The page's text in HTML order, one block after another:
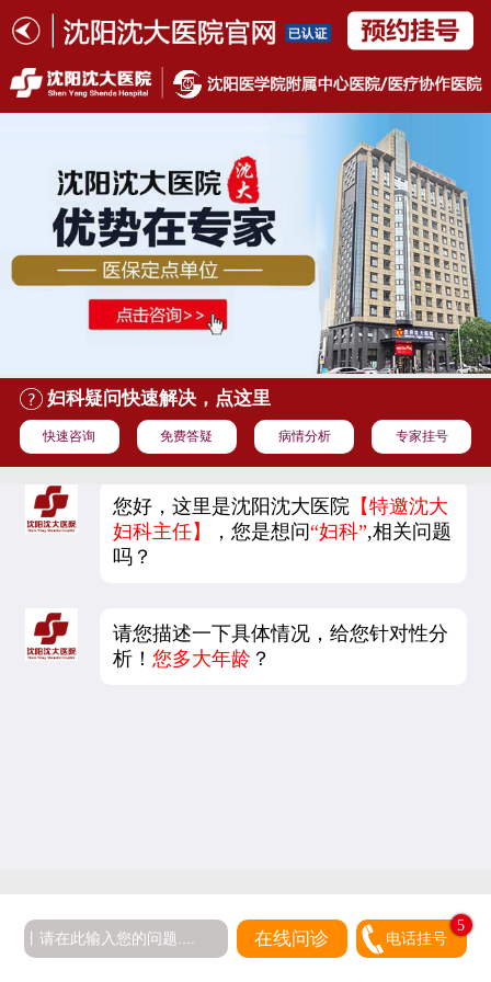
妇科疑问快速解决，点这里
快速咨询 免费答疑 病情分析 专家挂号
您好，这里是沈阳沈大医院 【特邀沈大
妇科主任】
，您是想问“妇科”,相关问题
吗？
请您描述一下具体情况，给您针对性分
析！您多大年龄 ？
在线问诊 电话挂号
5